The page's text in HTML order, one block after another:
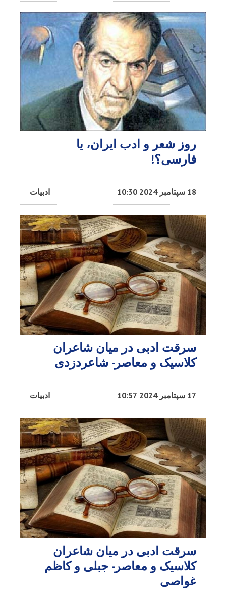
روز شعر و ادب ایران، یا
فارسی؟!
ادبیات 18 سپتامبر 2024 10:30
سرقت ادبی در میان شاعران
کلاسیک و معاصر- شاعردزدی
ادبیات 17 سپتامبر 2024 10:57
سرقت ادبی در میان شاعران
کلاسیک و معاصر- جبلی و کاظم
غواصی